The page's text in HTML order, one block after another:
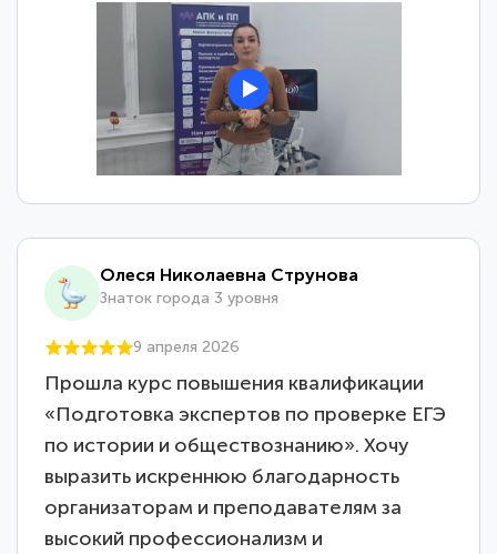
Олеся Николаевна Струнова
Знаток города 3 уровня
9 апреля 2026
Прошла курс повышения квалификации
«Подготовка экспертов по проверке ЕГЭ
по истории и обществознанию». Хочу
выразить искреннюю благодарность
организаторам и преподавателям за
высокий профессионализм и